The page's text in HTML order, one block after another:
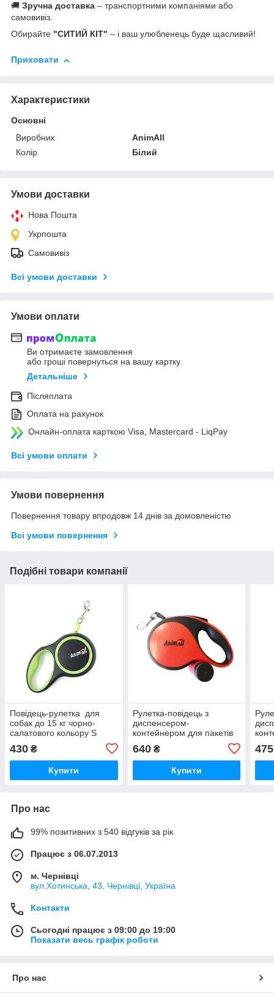
🚚 Зручна доставка – транспортними компаніями або
самовивіз.
Обирайте "СИТИЙ КІТ" – і ваш улюбленець буде щасливий!
Приховати
Характеристики
Основні
Виробник
AnimAll
Колір
Білий
Умови доставки
Нова Пошта
Укрпошта
Самовивіз
Всі умови доставки
Умови оплати
Ви отримаєте замовлення
або гроші повернуться на вашу картку
Детальніше
Післяплата
Оплата на рахунок
Онлайн-оплата карткою Visa, Mastercard - LiqPay
Всі умови оплати
Умови повернення
Повернення товару впродовж 14 днів за домовленістю
Всі умови повернення
Подібні товари компанії
Повідець-рулетка для
собак до 15 кг чорно-
салатового кольору S
430 ₴
Купити
Рулетка-повідець з
диспенсером-
контейнером для пакетів
ХL для великих собак до
50 кг червона AnimAll, 8
метрів
640₴
Купити
475
Про нас
99% позитивних з 540 відгуків за рік
Працює з 06.07.2013
м. Чернівці
вул.Хотинська, 43, Чернівці, Україна
Контакти
Сьогодні працює з 09:00 до 19:00
Показати весь графік роботи
Про нас